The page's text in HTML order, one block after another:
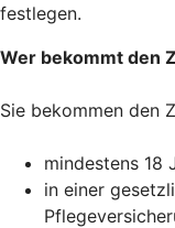
festlegen.
Wer bekommt den
Sie bekommen den
mindestens 18
in einer